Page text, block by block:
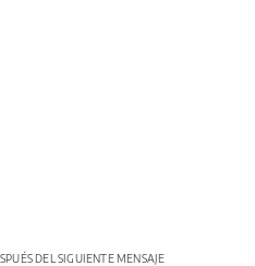
DEL SIGUIENTE MENSAJE